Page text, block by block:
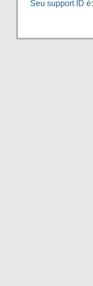
Seu support ID é: